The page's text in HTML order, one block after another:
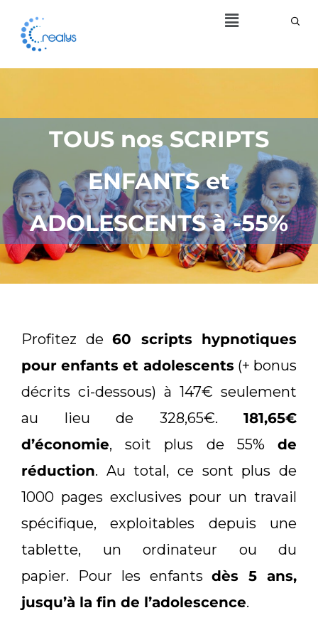
Menu
TOUS nos SCRIPTS
ENFANTS et
ADOLESCENTS à -55%
Profitez de 60 scripts hypnotiques
pour enfants et adolescents (+ bonus
décrits ci-dessous) à 147€ seulement
au lieu de 328,65€. 181,65€
d’économie, soit plus de 55% de
réduction. Au total, ce sont plus de
1000 pages exclusives pour un travail
spécifique, exploitables depuis une
tablette, un ordinateur ou du
papier. Pour les enfantsdès 5 ans,
jusqu’à la fin de l’adolescence.